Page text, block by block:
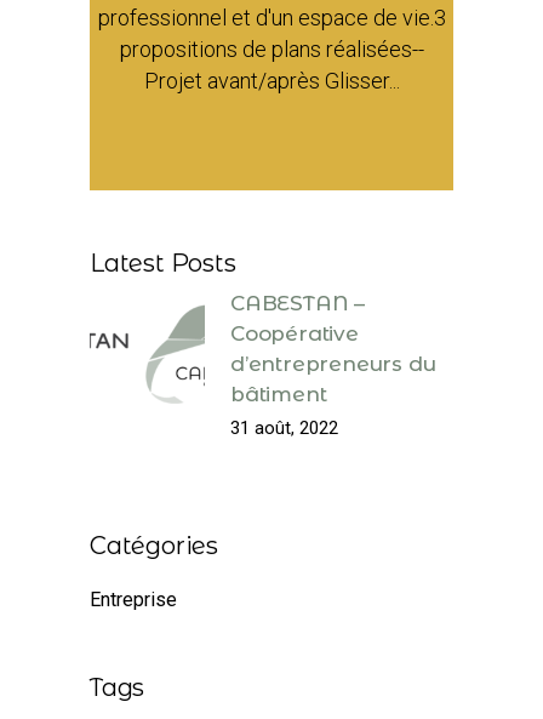
professionnel et d'un espace de vie.3
propositions de plans réalisées--
Projet avant/après Glisser...
Latest Posts
CABESTAN –
Coopérative
d’entrepreneurs du
bâtiment
31 août, 2022
Catégories
Entreprise
Tags